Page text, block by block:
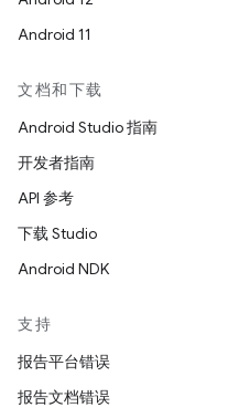
Android 11
文档和下载
Android Studio 指南
开发者指南
API 参考
下载 Studio
Android NDK
支持
报告平台错误
报告文档错误